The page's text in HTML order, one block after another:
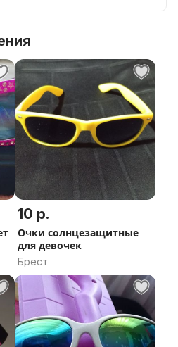
10 р.
Очки солнцезащитные
для девочек
Брест